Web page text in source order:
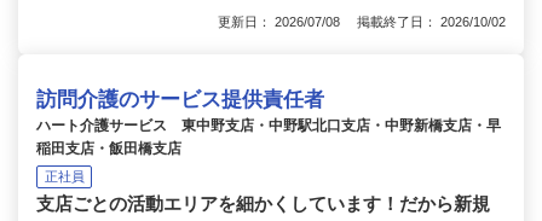
更新日： 2026/07/08 掲載終了日： 2026/10/02
訪問介護のサービス提供責任者
ハート介護サービス 東中野支店・中野駅北口支店・中野新橋支店・早
稲田支店・飯田橋支店
正社員
支店ごとの活動エリアを細かくしています！だから新規